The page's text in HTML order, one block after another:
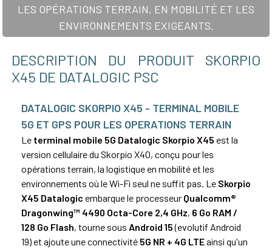
LES OPÉRATIONS TERRAIN, EN MOBILITÉ ET LES
ENVIRONNEMENTS EXIGEANTS.
DESCRIPTION DU PRODUIT SKORPIO
X45 DE DATALOGIC PSC
DATALOGIC SKORPIO X45 - TERMINAL MOBILE
5G ET GPS POUR LES OPERATIONS TERRAIN
Le terminal mobile 5G Datalogic Skorpio X45 est la
version cellulaire du Skorpio X40, conçu pour les
opérations terrain, la logistique en mobilité et les
environnements où le Wi-Fi seul ne suffit pas. Le Skorpio
X45 Datalogic embarque le processeur Qualcomm®
Dragonwing™ 4490 Octa-Core 2,4 GHz, 6 Go RAM /
128 Go Flash, tourne sous Android 15(evolutif Android
19) et ajoute une connectivité 5G NR + 4G LTEainsi qu'un